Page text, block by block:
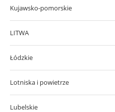
Kujawsko-pomorskie
LITWA
Łódzkie
Lotniska i powietrze
Lubelskie